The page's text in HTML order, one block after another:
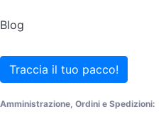
Blog
Traccia il tuo pacco!
Amministrazione, Ordini e Spedizioni: